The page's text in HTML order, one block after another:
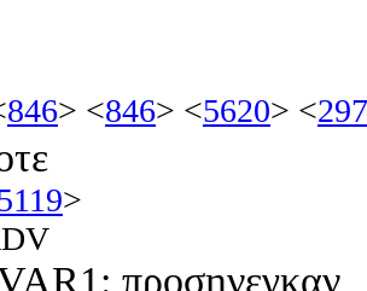
846> <846> <5620> <
>
προσηνεγκαν